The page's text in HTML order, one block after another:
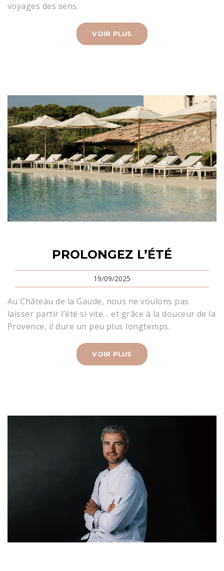
voyages des sens.
VOIR PLUS
PROLONGEZ L’ÉTÉ
19/09/2025
Au Château de la Gaude, nous ne voulons pas
laisser partir l’été si vite… et grâce à la douceur de la
Provence, il dure un peu plus longtemps.
VOIR PLUS